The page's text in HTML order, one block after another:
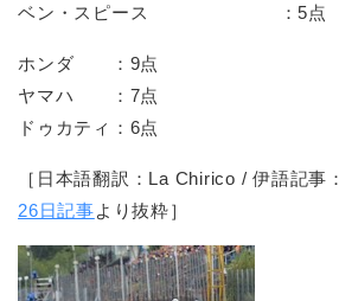
ベン・スピース ：5点
ホンダ ：9点
ヤマハ ：7点
ドゥカティ：6点
［日本語翻訳：La Chirico / 伊語記事：
26日記事より抜粋］